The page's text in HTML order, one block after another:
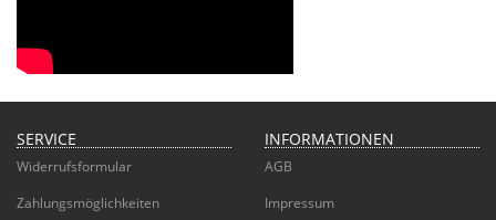
SERVICE
Widerrufsformular
Zahlungsmöglichkeiten
INFORMATIONEN
AGB
Impressum